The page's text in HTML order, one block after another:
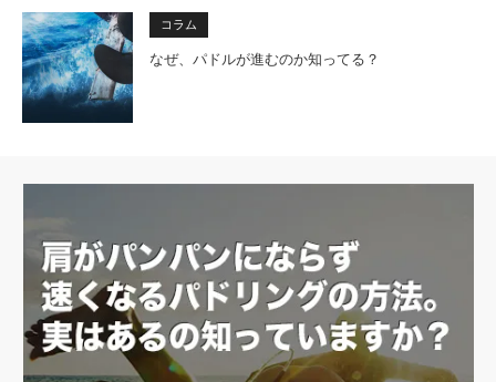
コラム
なぜ、パドルが進むのか知ってる？